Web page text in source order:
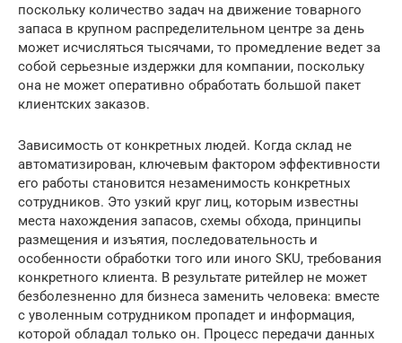
поскольку количество задач на движение товарного
запаса в крупном распределительном центре за день
может исчисляться тысячами, то промедление ведет за
собой серьезные издержки для компании, поскольку
она не может оперативно обработать большой пакет
клиентских заказов.
Зависимость от конкретных людей. Когда склад не
автоматизирован, ключевым фактором эффективности
его работы становится незаменимость конкретных
сотрудников. Это узкий круг лиц, которым известны
места нахождения запасов, схемы обхода, принципы
размещения и изъятия, последовательность и
особенности обработки того или иного SKU, требования
конкретного клиента. В результате ритейлер не может
безболезненно для бизнеса заменить человека: вместе
с уволенным сотрудником пропадет и информация,
которой обладал только он. Процесс передачи данных